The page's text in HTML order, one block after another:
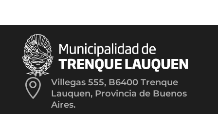

Villegas 555, B6400 Trenque
Lauquen, Provincia de Buenos
Aires.